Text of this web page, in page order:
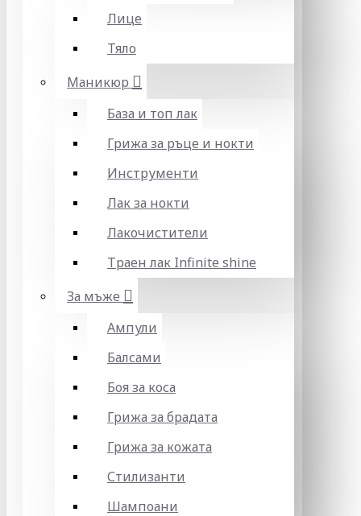
Лице
Тяло
Маникюр
База и топ лак
Грижа за ръце и нокти
Инструменти
Лак за нокти
Лакочистители
Траен лак Infinite shine
За мъже
Ампули
Балсами
Боя за коса
Грижа за брадата
Грижа за кожата
Стилизанти
Шампоани